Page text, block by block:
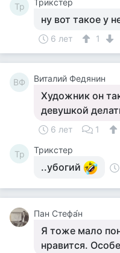
Tp Tpикcтep
ну вот такое у
6 лет 1
ВФ Виталий Федянин
Художник он
девушкой
6 лет 1
Tp Tpикcтep
..убогий
Пан Стефа́н
Я тоже мало
нравится.